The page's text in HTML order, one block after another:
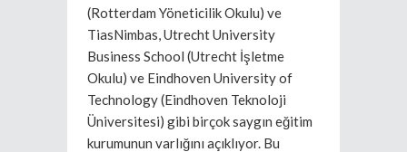
(Rotterdam Yöneticilik Okulu) ve
TiasNimbas, Utrecht University
Business School (Utrecht İşletme
Okulu) ve Eindhoven University of
Technology (Eindhoven Teknoloji
Üniversitesi) gibi birçok saygın eğitim
kurumunun varlığını açıklıyor. Bu